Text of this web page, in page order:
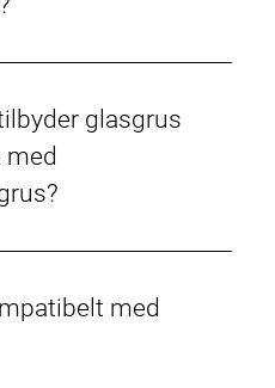
glasgrus
med